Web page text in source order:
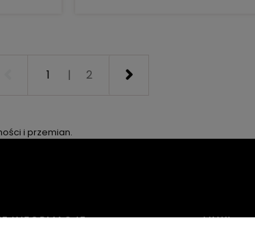
1 | 2
i przemian.
INFORMACJE LINKI